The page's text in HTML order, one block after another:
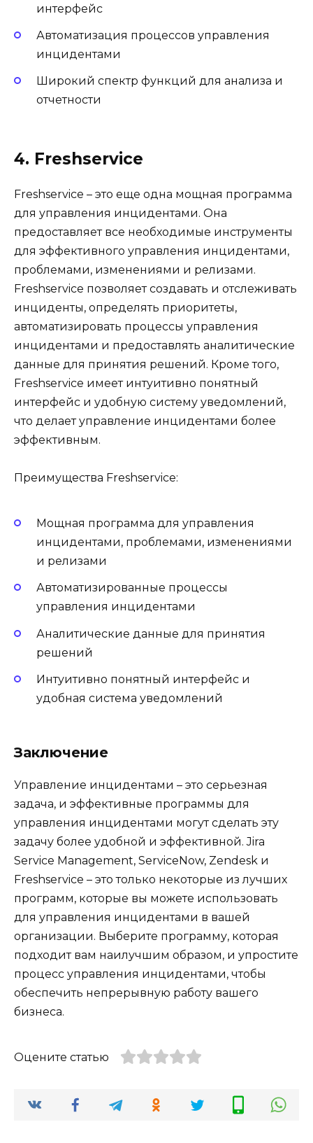
интерфейс
Автоматизация процессов управления
инцидентами
Широкий спектр функций для анализа и
отчетности
4. Freshservice
Freshservice – это еще одна мощная программа
для управления инцидентами. Она
предоставляет все необходимые инструменты
для эффективного управления инцидентами,
проблемами, изменениями и релизами.
Freshservice позволяет создавать и отслеживать
инциденты, определять приоритеты,
автоматизировать процессы управления
инцидентами и предоставлять аналитические
данные для принятия решений. Кроме того,
Freshservice имеет интуитивно понятный
интерфейс и удобную систему уведомлений,
что делает управление инцидентами более
эффективным.
Преимущества Freshservice:
Мощная программа для управления
инцидентами, проблемами, изменениями
и релизами
Автоматизированные процессы
управления инцидентами
Аналитические данные для принятия
решений
Интуитивно понятный интерфейс и
удобная система уведомлений
Заключение
Управление инцидентами – это серьезная
задача, и эффективные программы для
управления инцидентами могут сделать эту
задачу более удобной и эффективной. Jira
Service Management, ServiceNow, Zendesk и
Freshservice – это только некоторые из лучших
программ, которые вы можете использовать
для управления инцидентами в вашей
организации. Выберите программу, которая
подходит вам наилучшим образом, и упростите
процесс управления инцидентами, чтобы
обеспечить непрерывную работу вашего
бизнеса.
Оцените статью